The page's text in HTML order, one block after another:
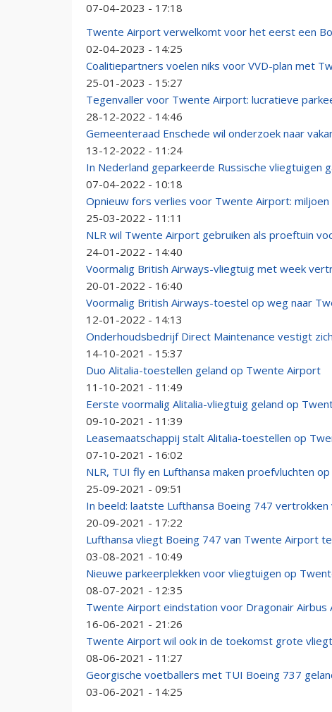
07-04-2023 - 17:18
Twente Airport verwelkomt voor het eerst een
02-04-2023 - 14:25
Coalitiepartners voelen niks voor VVD-plan met
25-01-2023 - 15:27
Tegenvaller voor Twente Airport: lucratieve
28-12-2022 - 14:46
Gemeenteraad Enschede wil onderzoek naar
13-12-2022 - 11:24
In Nederland geparkeerde Russische vliegtuigen
07-04-2022 - 10:18
Opnieuw fors verlies voor Twente Airport: miljoen
25-03-2022 - 11:11
NLR wil Twente Airport gebruiken als proeftuin
24-01-2022 - 14:40
Voormalig British Airways-vliegtuig met week
20-01-2022 - 16:40
Voormalig British Airways-toestel op weg naar
12-01-2022 - 14:13
Onderhoudsbedrijf Direct Maintenance vestigt
14-10-2021 - 15:37
Duo Alitalia-toestellen geland op Twente Airport
11-10-2021 - 11:49
Eerste voormalig Alitalia-vliegtuig geland op
09-10-2021 - 11:39
Leasemaatschappij stalt Alitalia-toestellen op
07-10-2021 - 16:02
NLR, TUI fly en Lufthansa maken proefvluchten
25-09-2021 - 09:51
In beeld: laatste Lufthansa Boeing 747
20-09-2021 - 17:22
Lufthansa vliegt Boeing 747 van Twente Airport
03-08-2021 - 10:49
Nieuwe parkeerplekken voor vliegtuigen op
08-07-2021 - 12:35
Twente Airport eindstation voor Dragonair Airbus
16-06-2021 - 21:26
Twente Airport wil ook in de toekomst grote
08-06-2021 - 11:27
Georgische voetballers met TUI Boeing 737
03-06-2021 - 14:25